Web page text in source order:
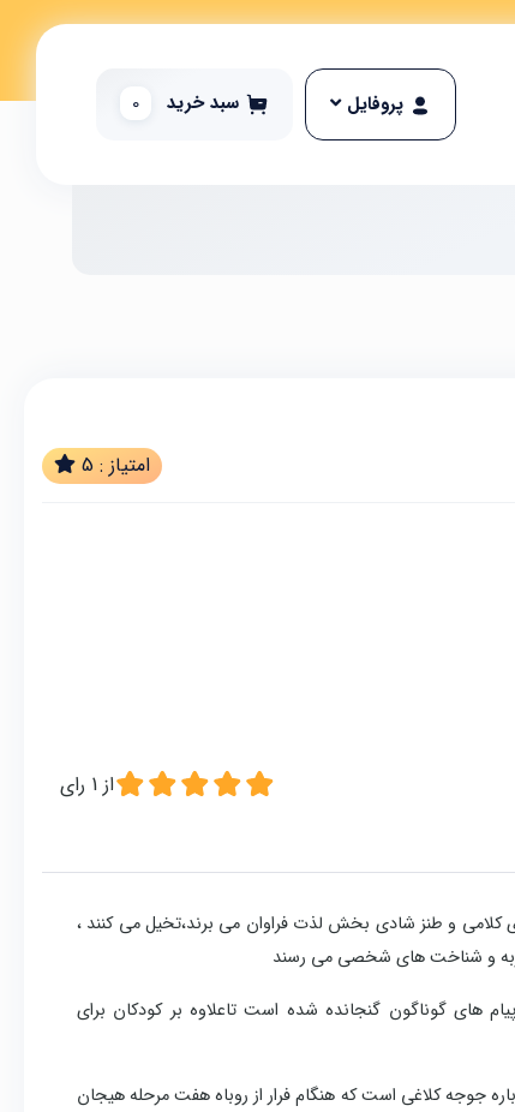
پروفایل سبد خرید 0
امتیاز : 5
از 1 رای
از بازی های کلامی و طنز شادی بخش لذت فراوان می برند،تخیل می کنند ،
و شناخت های شخصی می رسند
های گوناگون گنجانده شده است تاعلاوه بر کودکان برای
جوجه کلاغی است که هنگام فرار از روباه هفت مرحله هیجان